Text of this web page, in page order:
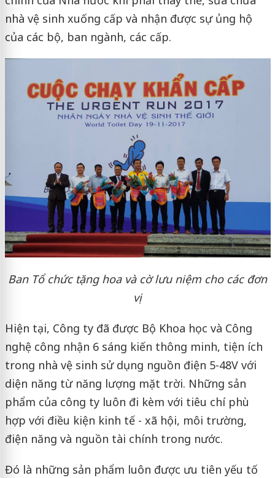
nhà vệ sinh xuống cấp và nhận được sự ủng hộ
của các bộ, ban ngành, các cấp.
Ban Tổ chức tặng hoa và cờ lưu niệm cho các đơn
vị
Hiện tại, Công ty đã được Bộ Khoa học và Công
nghệ công nhận 6 sáng kiến thông minh, tiện ích
trong nhà vệ sinh sử dụng nguồn điện 5-48V với
diện năng từ năng lượng mặt trời. Những sản
phẩm của công ty luôn đi kèm với tiêu chí phù
hợp với điều kiện kinh tế - xã hội, môi trường,
điện năng và nguồn tài chính trong nước.
Đó là những sản phẩm luôn được ưu tiên yếu tố